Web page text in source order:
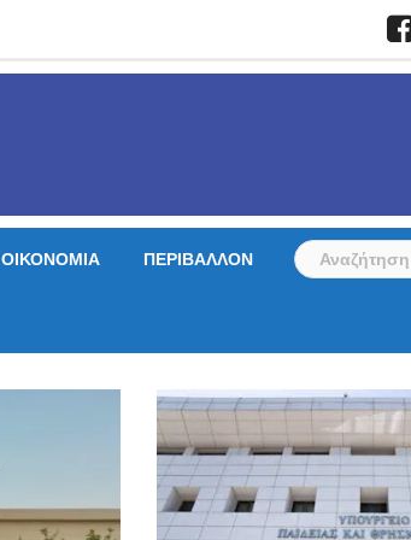
ΟΙΚΟΝΟΜΙΑ ΠΕΡΙΒΑΛΛΟΝ
Αναζήτηση
για: